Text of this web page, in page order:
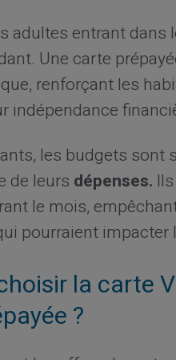
adultes entrant
Une carte
renforçant les
indépendance
les budgets sont
de leurs dépenses.
le mois,
pourraient impacter
la carte
?